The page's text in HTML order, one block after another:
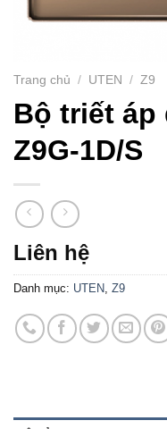
Trang chủ / UTEN / Z9
Bộ triết áp
Z9G-1D/S
Liên hệ
Danh mục: UTEN, Z9